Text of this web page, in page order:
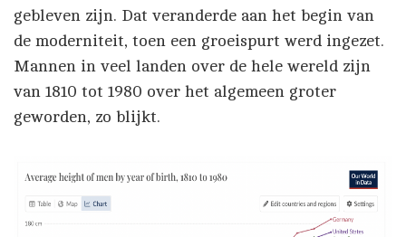
gebleven zijn. Dat veranderde aan het begin van
de moderniteit, toen een groeispurt werd ingezet.
Mannen in veel landen over de hele wereld zijn
van 1810 tot 1980 over het algemeen groter
geworden, zo blijkt.